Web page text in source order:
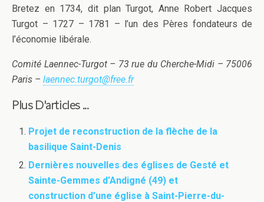
Bretez en 1734, dit plan Turgot, Anne Robert Jacques
Turgot – 1727 – 1781 – l’un des Pères fondateurs de
l’économie libérale.
Comité Laennec-Turgot – 73 rue du Cherche-Midi – 75006
Paris – laennec.turgot@free.fr
Plus D'articles ...
Projet de reconstruction de la flèche de la
basilique Saint-Denis
Dernières nouvelles des églises de Gesté et
Sainte-Gemmes d’Andigné (49) et
construction d’une église à Saint-Pierre-du-